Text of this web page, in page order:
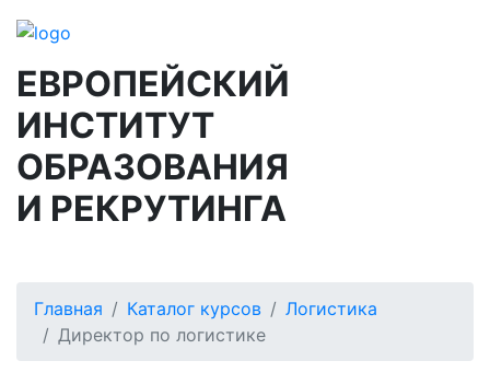
ЕВРОПЕЙСКИЙ
ИНСТИТУТ
ОБРАЗОВАНИЯ
И РЕКРУТИНГА
Главная Каталог курсов
Логистика
Директор по логистике